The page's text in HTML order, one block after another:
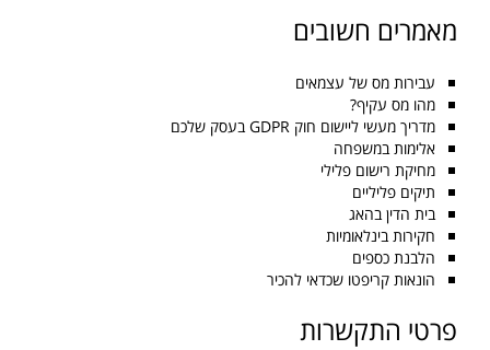
מאמרים חשובים
עבירות מס של עצמאים
מהו מס עקיף?
מדריך מעשי ליישום חוק GDPR בעסק שלכם
אלימות במשפחה
מחיקת רישום פלילי
תיקים פליליים
בית הדין בהאג
חקירות בינלאומיות
הלבנת כספים
הונאות קריפטו שכדאי להכיר
פרטי התקשרות